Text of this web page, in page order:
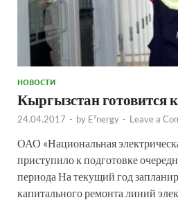
НОВОСТИ
Кыргызстан готовится
24.04.2017 - by E²nergy - Leave a
ОАО «Национальная
приступило к подготовке
периода На текущий год
капитального ремонта линий